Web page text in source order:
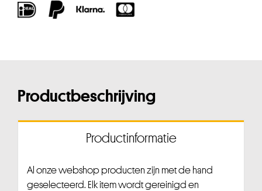
Productbeschrijving
Productinformatie
Al onze webshop producten zijn met de hand
geselecteerd. Elk item wordt gereinigd en